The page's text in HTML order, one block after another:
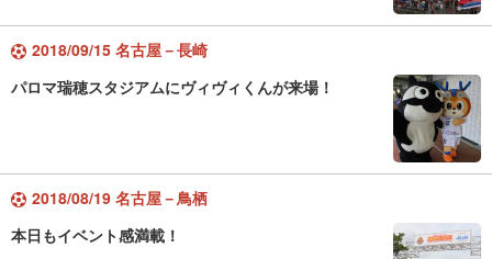
2018/09/15 名古屋－長崎
パロマ瑞穂スタジアムにヴィヴィくんが来場！
2018/08/19 名古屋－鳥栖
本日もイベント感満載！